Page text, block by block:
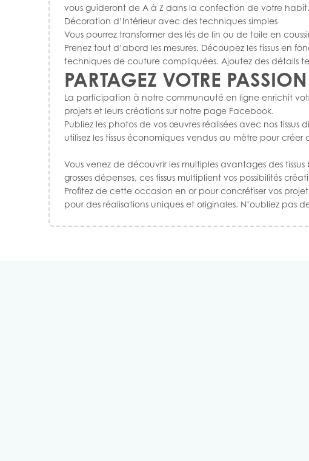
vous guideront de A à Z dans la confection de votre
Décoration d’Intérieur avec des techniques simples
Vous pourrez transformer des lés de lin ou de toile en
Prenez tout d’abord les mesures. Découpez les tissus en
techniques de couture compliquées. Ajoutez des détails
PARTAGEZ VOTRE
La participation à notre communauté en ligne enrichit
projets et leurs créations sur notre page Facebook.
Publiez les photos de vos œuvres réalisées avec nos tissus
utilisez les tissus économiques vendus au mètre pour
Vous venez de découvrir les multiples avantages des
grosses dépenses, ces tissus multiplient vos possibilités
Profitez de cette occasion en or pour concrétiser vos
pour des réalisations uniques et originales. N’oubliez pas